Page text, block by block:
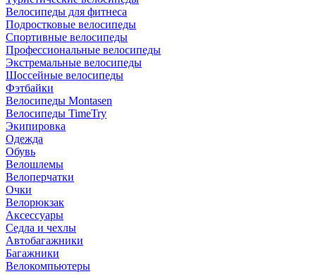
Велосипеды для фитнеса
Подростковые велосипеды
Спортивные велосипеды
Профессиональные велосипеды
Экстремальные велосипеды
Шоссейные велосипеды
Фэтбайки
Велосипеды Montasen
Велосипеды TimeTry
Экипировка
Одежда
Обувь
Велошлемы
Велоперчатки
Очки
Велорюкзак
Аксессуары
Седла и чехлы
Автобагажники
Багажники
Велокомпьютеры